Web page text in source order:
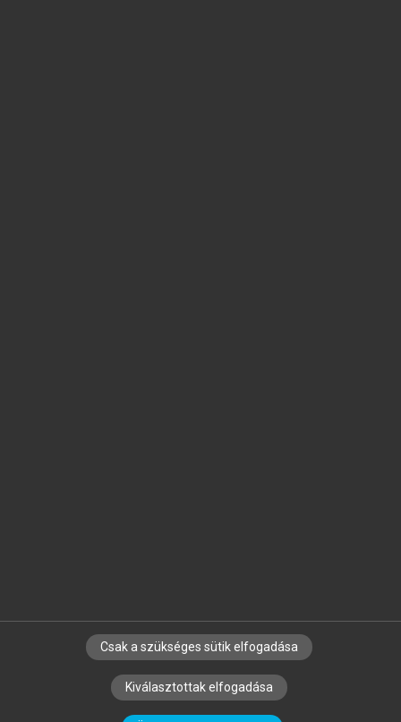
SZERZŐKNEK CÉGEKNEK KÖNYVTÁROSOKNAK
SZERKESZTÉSI ÉS LEKTORÁLÁSI ALAPELVEK
Csak a szükséges sütik elfogadása
Kiválasztottak elfogadása